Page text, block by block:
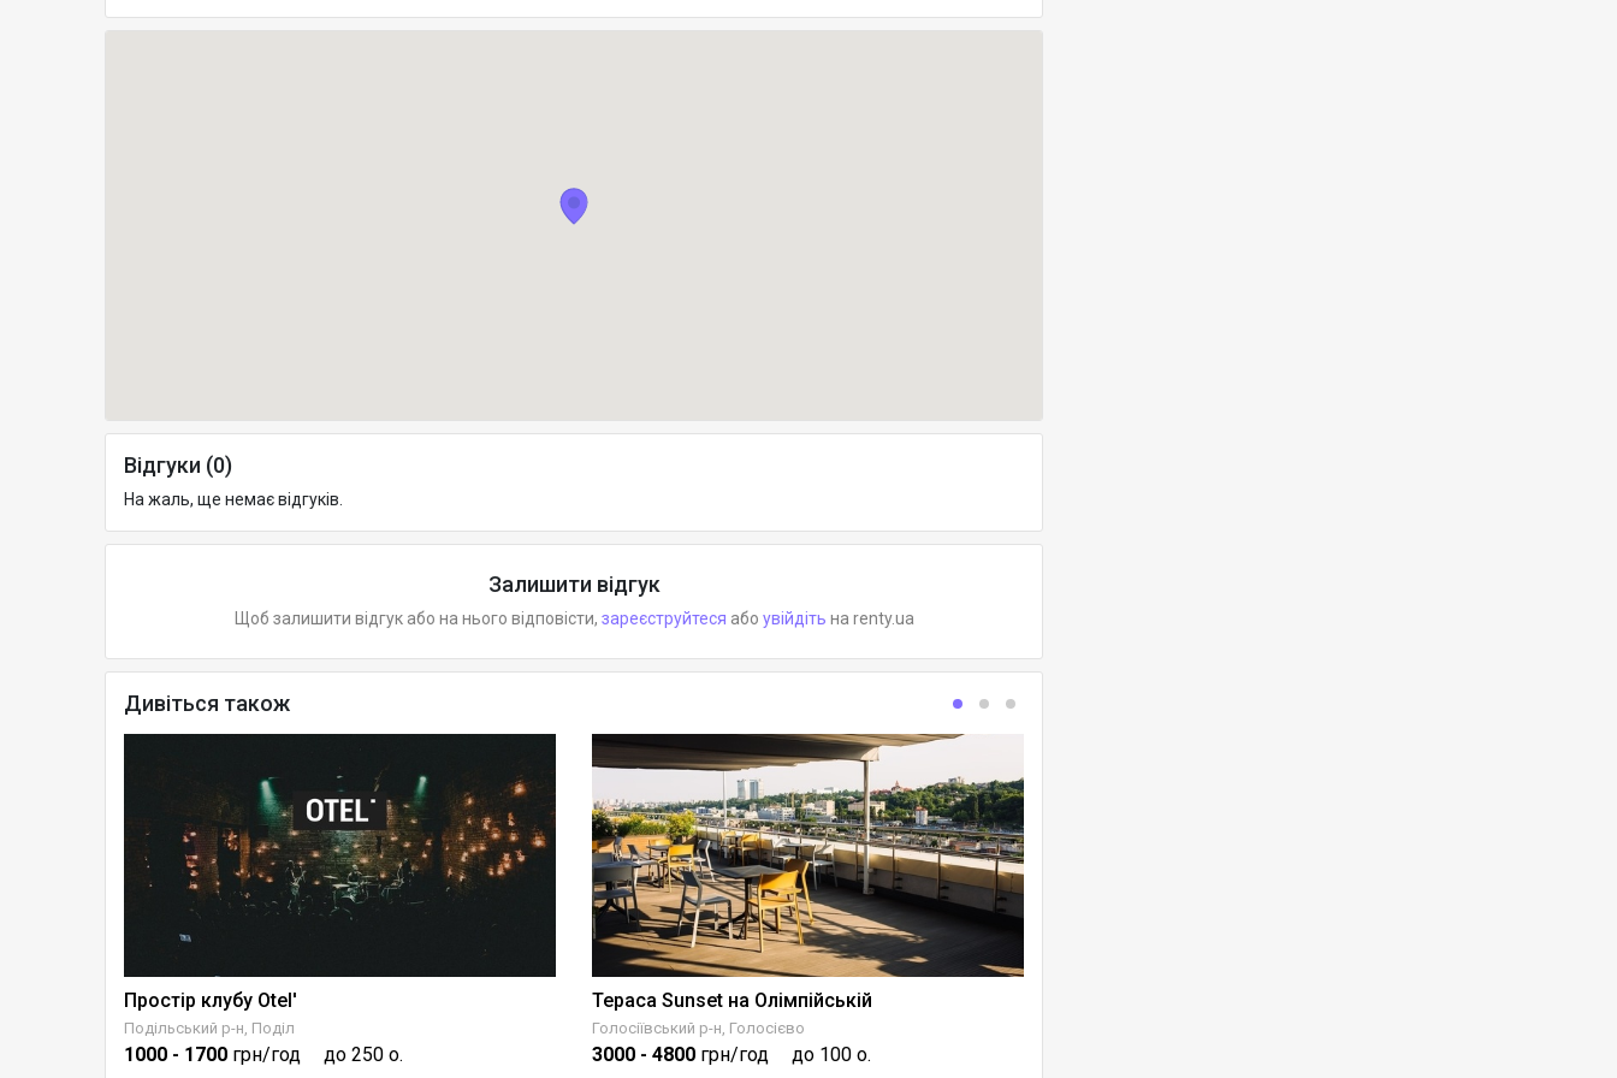
Відгуки (0)
На жаль, ще немає відгуків.
Залишити відгук
Щоб залишити відгук або на нього відповісти, зареєструйтеся або увійдіть на renty.ua
Дивіться також
Простір клубу Otel'
Подільський р-н, Поділ
1000 - 1700 грн/год до 250 о.
Тераса Sunset на Олімпійській
Голосіївський р-н, Голосієво
3000 - 4800 грн/год до 100 о.